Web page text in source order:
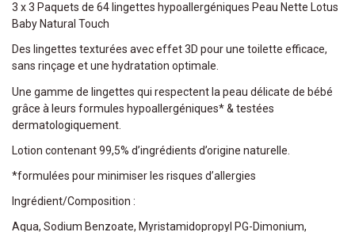
3 x 3 Paquets de 64 lingettes hypoallergéniques Peau Nette Lotus
Baby Natural Touch
Des lingettes texturées avec effet 3D pour une toilette efficace,
sans rinçage et une hydratation optimale.
Une gamme de lingettes qui respectent la peau délicate de bébé
grâce à leurs formules hypoallergéniques* & testées
dermatologiquement.
Lotion contenant 99,5% d’ingrédients d’origine naturelle.
*formulées pour minimiser les risques d’allergies
Ingrédient/Composition :
Aqua, Sodium Benzoate, Myristamidopropyl PG-Dimonium,